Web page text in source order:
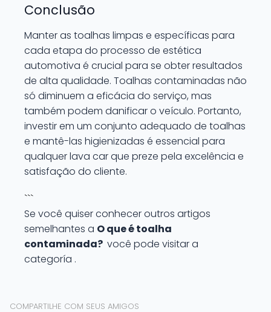
Conclusão
Manter as toalhas limpas e específicas para
cada etapa do processo de estética
automotiva é crucial para se obter resultados
de alta qualidade. Toalhas contaminadas não
só diminuem a eficácia do serviço, mas
também podem danificar o veículo. Portanto,
investir em um conjunto adequado de toalhas
e mantê-las higienizadas é essencial para
qualquer lava car que preze pela excelência e
satisfação do cliente.
```
Se você quiser conhecer outros artigos
semelhantes a O que é toalha
contaminada? você pode visitar a
categoría .
COMPARTILHE COM SEUS AMIGOS